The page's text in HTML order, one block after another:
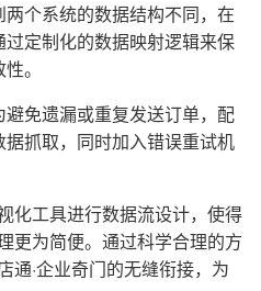
两个系统的数据结构不同，在
定制化的数据映射逻辑来保
。
避免遗漏或重复发送订单，配
抓取，同时加入错误重试机
化工具进行数据流设计，使得
更为简便。通过科学合理的方
通·企业奇门的无缝衔接，为